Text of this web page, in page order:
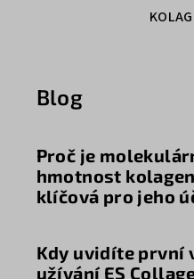
Blog
Proč je
hmotnost
klíčová pro jeho
Kdy uvidíte první
užívání ES